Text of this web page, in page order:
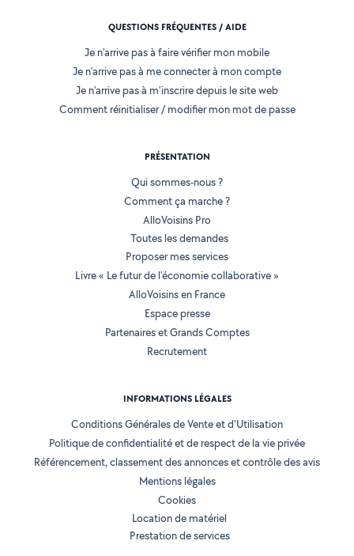
QUESTIONS FRÉQUENTES / AIDE
Je n'arrive pas à faire vérifier mon mobile
Je n'arrive pas à me connecter à mon compte
Je n'arrive pas à m'inscrire depuis le site web
Comment réinitialiser / modifier mon mot de passe
PRÉSENTATION
Qui sommes-nous ?
Comment ça marche ?
AlloVoisins Pro
Toutes les demandes
Proposer mes services
Livre « Le futur de l'économie collaborative »
AlloVoisins en France
Espace presse
Partenaires et Grands Comptes
Recrutement
INFORMATIONS LÉGALES
Conditions Générales de Vente et d'Utilisation
Politique de confidentialité et de respect de la vie privée
Référencement, classement des annonces et contrôle des avis
Mentions légales
Cookies
Location de matériel
Prestation de services